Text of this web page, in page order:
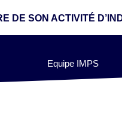
DE SON ACTIVITÉ
Equipe IMPS